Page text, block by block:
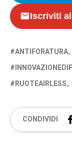
Iscriviti
ANTIFORATURA
RUOTEAIRLESS
CONDIVIDI